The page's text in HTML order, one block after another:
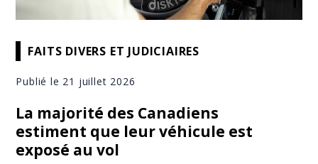
FAITS DIVERS ET JUDICIAIRES
Publié le 21 juillet 2026
La majorité des Canadiens
estiment que leur véhicule est
exposé au vol